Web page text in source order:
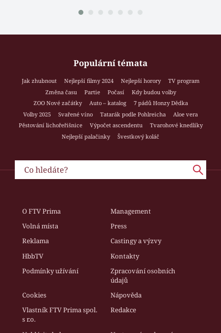
Populární témata
Jak zhubnout Nejlepší filmy 2024 Nejlepší horory
TV program
Změna času
Partie Počasí
Kdy budou volby
ZOO Nové začátky
Auto – katalog
7 pádů Honzy Dědka
Volby 2025
Svařené víno Tatarák podle Pohlreicha
Aloe vera
Pěstování lichořeřišnice
Výpočet ascendentu
Tvarohové knedlíky
Nejlepší palačinky
Švestkový koláč
O FTV Prima
Management
Volná místa
Press
Reklama
Castingy a výzvy
HbbTV
Kontakty
Podmínky užívání
Zpracování osobních
údajů
Cookies
Nápověda
Vlastník FTV Prima spol.
s r.o.
Redakce